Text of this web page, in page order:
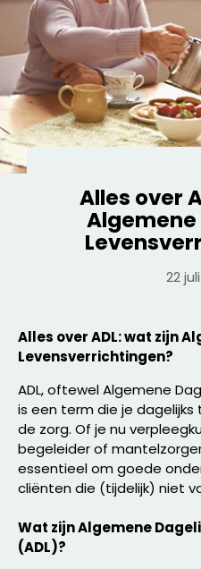
Alles over
22
Alles over ADL: wat zijn
Levensverrichtingen?
ADL, oftewel Algemene
is een term die je
de zorg. Of je nu
begeleider of mantelzorger
essentieel om goede
cliënten die (tijdelijk) niet
Wat zijn Algemene
(ADL)?